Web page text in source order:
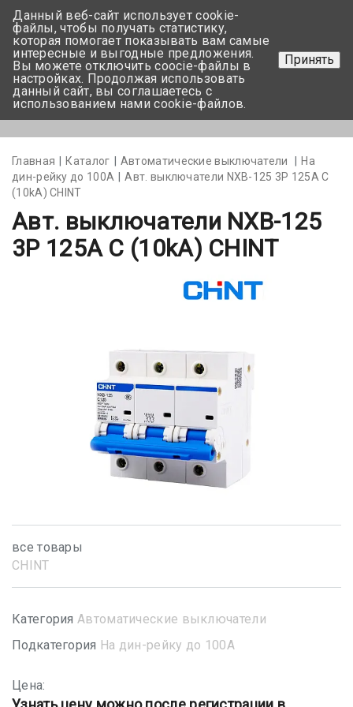
+375 17-350-99-56
+375 44-752-82-08
Задать вопрос
Главная Каталог Автоматические выключатели
На
дин-рейку до 100А
Авт. выключатели NXB-125 3P 125A C
(10kA) CHINT
Авт. выключатели NXB-125
3P 125A C (10kA) CHINT
все товары
CHINT
Категория Автоматические выключатели
Подкатегория На дин-рейку до 100А
Цена:
Данный веб-сайт использует cookie-
файлы, чтобы получать статистику,
которая помогает показывать вам самые
интересные и выгодные предложения.
Вы можете отключить coocie-файлы в
настройках. Продолжая использовать
данный сайт, вы соглашаетесь с
использованием нами cookie-файлов.
Принять